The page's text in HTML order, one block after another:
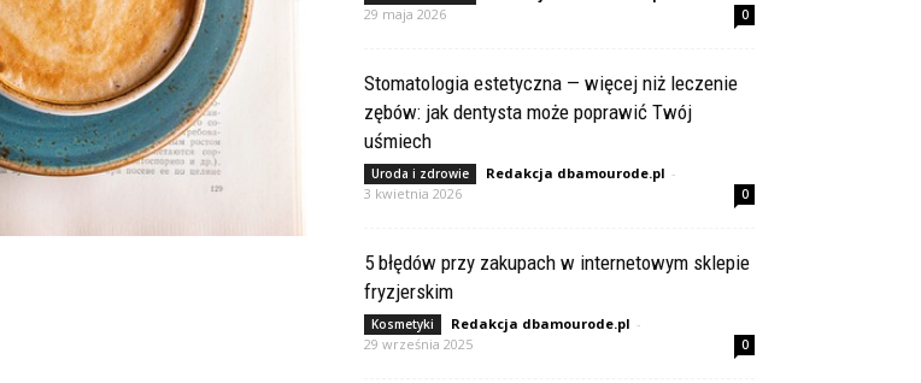
29 maja 2026
0
Stomatologia estetyczna — więcej niż leczenie
zębów: jak dentysta może poprawić Twój
uśmiech
Uroda i zdrowie Redakcja dbamourode.pl -
3 kwietnia 2026
0
5 błędów przy zakupach w internetowym sklepie
fryzjerskim
Kosmetyki Redakcja dbamourode.pl -
29 września 2025
0